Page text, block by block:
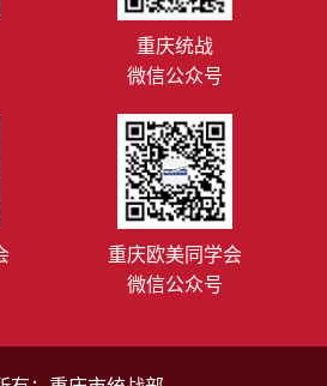
重庆统战
微信公众号
重庆欧美同学会
微信公众号